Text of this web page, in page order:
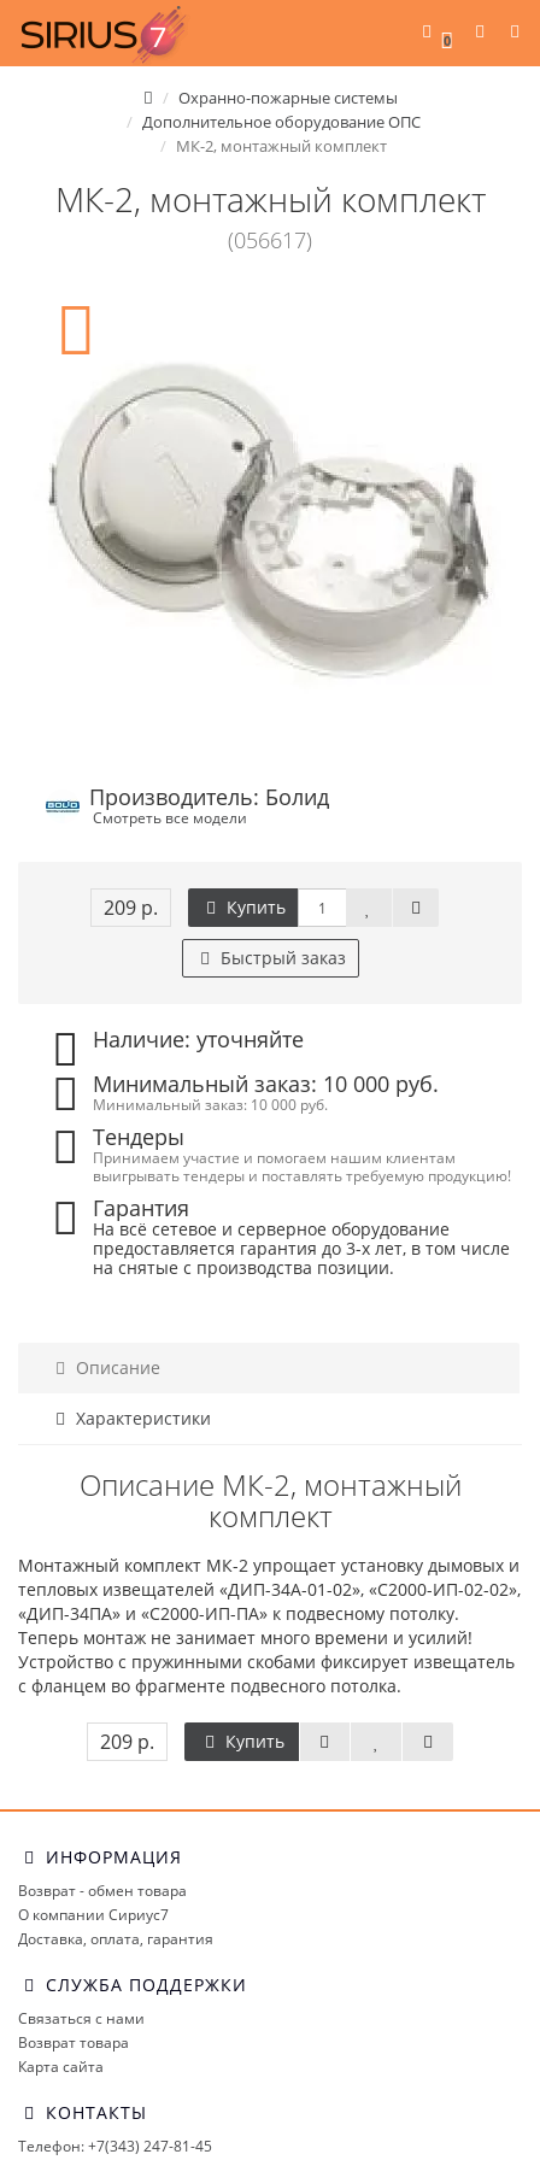
0
Охранно-пожарные системы
Дополнительное оборудование ОПС
МК-2, монтажный комплект
МК-2, монтажный комплект
(056617)
Производитель: Болид
Смотреть все модели
209 р. Купить
Быстрый заказ
Наличие: уточняйте
Минимальный заказ: 10 000 руб.
Минимальный заказ: 10 000 руб.
Тендеры
Принимаем участие и помогаем нашим клиентам
выигрывать тендеры и поставлять требуемую продукцию!
Гарантия
На всё сетевое и серверное оборудование
предоставляется гарантия до 3-х лет, в том числе
на снятые с производства позиции.
Описание
Характеристики
Описание МК-2, монтажный
комплект
Монтажный комплект МК-2 упрощает установку дымовых и
тепловых извещателей «ДИП-34А-01-02», «С2000-ИП-02-02»,
«ДИП-34ПА» и «С2000-ИП-ПА» к подвесному потолку.
Теперь монтаж не занимает много времени и усилий!
Устройство с пружинными скобами фиксирует извещатель
с фланцем во фрагменте подвесного потолка.
209 р. Купить
ИНФОРМАЦИЯ
Возврат - обмен товара
О компании Сириус7
Доставка, оплата, гарантия
СЛУЖБА ПОДДЕРЖКИ
Связаться с нами
Возврат товара
Карта сайта
КОНТАКТЫ
Телефон: +7(343) 247-81-45